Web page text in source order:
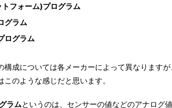
フォーム)プログラム
グラム
ログラム
成については各メーカーによって異なります
このような感じだと思います。
ラムというのは、センサーの値などのアナログ